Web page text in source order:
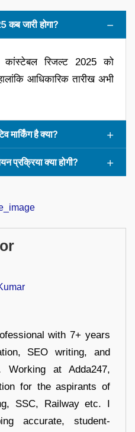
जारी होगा?
रिजल्ट 2025 को
आधिकारिक तारीख अभी
मार्किंग है क्या?
प्रक्रिया क्या होगी?
with 7+ years
SEO writing, and
Working at Adda247,
for the aspirants of
SSC, Railway etc. I
accurate, student-